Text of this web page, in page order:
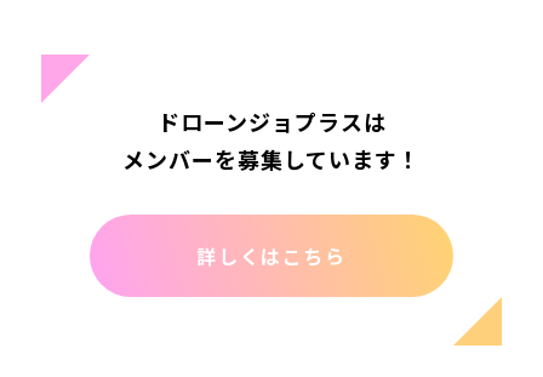
ドローンジョプラスは
メンバーを募集しています！
詳しくはこちら